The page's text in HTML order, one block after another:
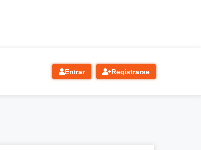
Entrar Registrarse